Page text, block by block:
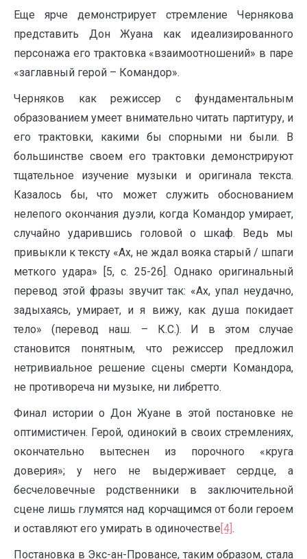
Еще ярче демонстрирует стремление Чернякова
представить Дон Жуана как идеализированного
персонажа его трактовка «взаимоотношений» в паре
«заглавный герой – Командор».
Черняков как режиссер с фундаментальным
образованием умеет внимательно читать партитуру, и
его трактовки, какими бы спорными ни были. В
большинстве своем его трактовки демонстрируют
тщательное изучение музыки и оригинала текста.
Казалось бы, что может служить обоснованием
нелепого окончания дуэли, когда Командор умирает,
случайно ударившись головой о шкаф. Ведь мы
привыкли к тексту «Ах, не ждал вояка старый / шпаги
меткого удара» [5, с. 25-26]. Однако оригинальный
перевод этой фразы звучит так: «Ах, упал неудачно,
задыхаясь, умирает, и я вижу, как душа покидает
тело» (перевод наш. – К.С.). И в этом случае
становится понятным, что режиссер предложил
нетривиальное решение сцены смерти Командора,
не противореча ни музыке, ни либретто.
Финал истории о Дон Жуане в этой постановке не
оптимистичен. Герой, одинокий в своих стремлениях,
окончательно вытеснен из порочного «круга
доверия»; у него не выдерживает сердце, а
бесчеловечные родственники в заключительной
сцене лишь глумятся над корчащимся от боли героем
и оставляют его умирать в одиночестве [4] .
Постановка в Экс-ан-Провансе, таким образом, стала